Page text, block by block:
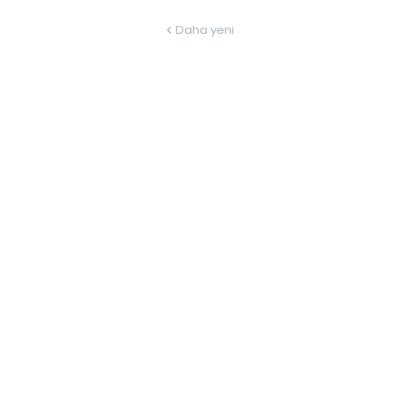
Daha yeni